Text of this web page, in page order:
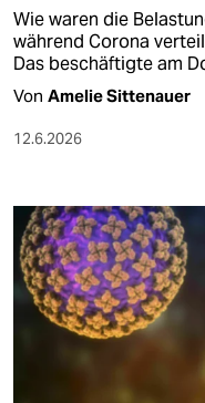
Wie waren die
während Corona
Das beschäftigte am
Von Amelie Sittenauer
12.6.2026